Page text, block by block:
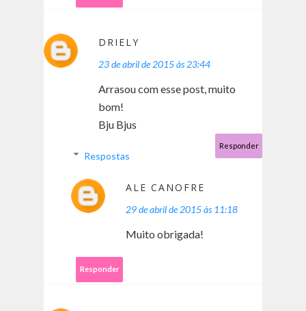
DRIELY
23 de abril de 2015 às 23:44
Arrasou com esse post, muito
bom!
Bju Bjus
Responder
Respostas
ALE CANOFRE
29 de abril de 2015 às 11:18
Muito obrigada!
Responder